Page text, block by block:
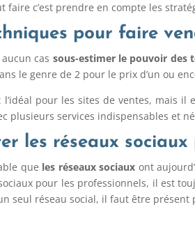
faire c’est prendre en compte les
pour faire
cas sous-estimer le pouvoir des
le genre de 2 pour le prix d’un ou
l’idéal pour les sites de ventes, mais il
plusieurs services indispensables et
les réseaux
que les réseaux sociaux ont
pour les professionnels, il est
seul réseau social, il faut être présent